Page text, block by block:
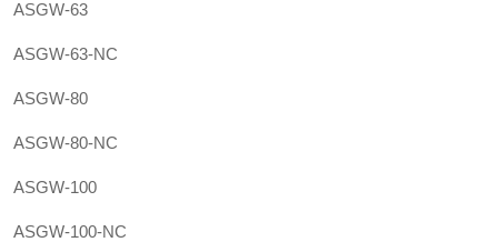
ASGW-63
ASGW-63-NC
ASGW-80
ASGW-80-NC
ASGW-100
ASGW-100-NC